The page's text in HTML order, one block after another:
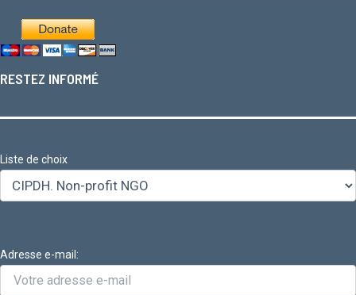
RESTEZ INFORMÉ
Liste de choix
Adresse e-mail: